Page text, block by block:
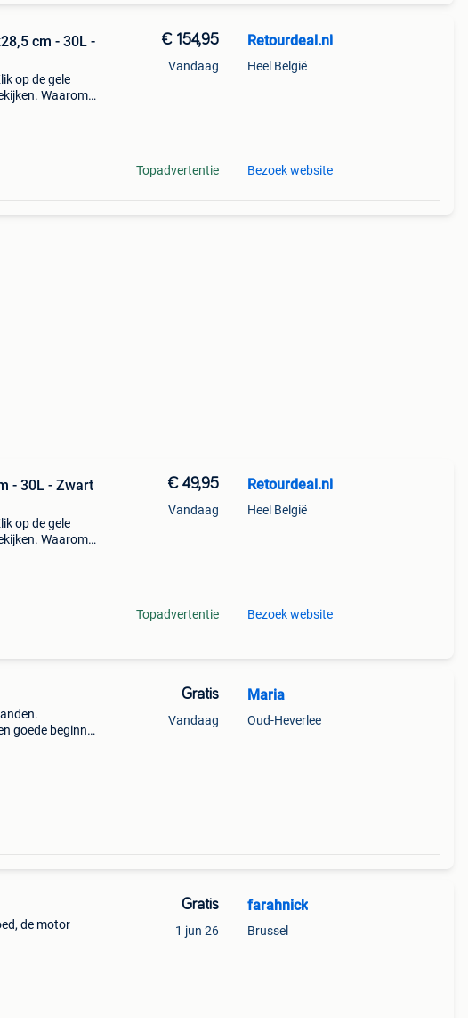
cm - 30L -
op de gele
Waarom
€ 154,95
Vandaag
Topadvertentie
Retourdeal.nl
Heel België
Bezoek website
- 30L - Zwart
op de gele
Waarom
€ 49,95
Vandaag
Topadvertentie
Retourdeal.nl
Heel België
Bezoek website
goede beginner
Gratis
Vandaag
Maria
Oud-Heverlee
de motor
Gratis
1 jun 26
farahnick
Brussel